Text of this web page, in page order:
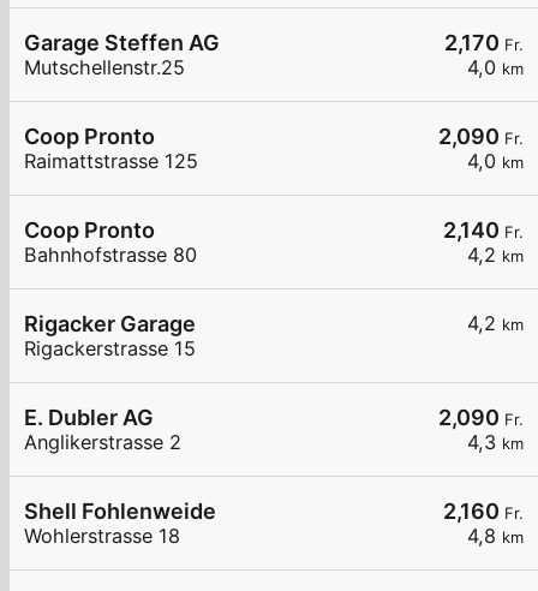
2,170 Fr.
4,0 km
Garage Steffen AG
Mutschellenstr.25
2,090 Fr.
4,0 km
Coop Pronto
Raimattstrasse 125
2,140 Fr.
4,2 km
Coop Pronto
Bahnhofstrasse 80
4,2 km
Rigacker Garage
Rigackerstrasse 15
2,090 Fr.
4,3 km
E. Dubler AG
Anglikerstrasse 2
2,160 Fr.
4,8 km
Shell Fohlenweide
Wohlerstrasse 18